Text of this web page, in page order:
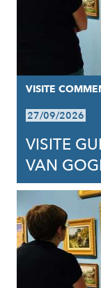
VISITE
27/09/2026
VISITE
VAN